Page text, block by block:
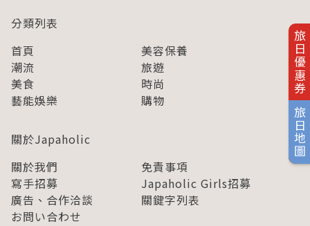
旅日優惠券
旅日地圖
分類列表
首頁
美容保養
潮流
旅遊
美食
時尚
藝能娛樂
購物
關於Japaholic
關於我們
免責事項
寫手招募
Japaholic Girls招募
廣告、合作洽談
關鍵字列表
お問い合わせ